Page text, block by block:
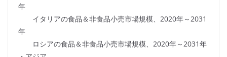
年
イタリアの食品＆非食品小売市場規模、2020年～2031
年
ロシアの食品＆非食品小売市場規模、2020年～2031年